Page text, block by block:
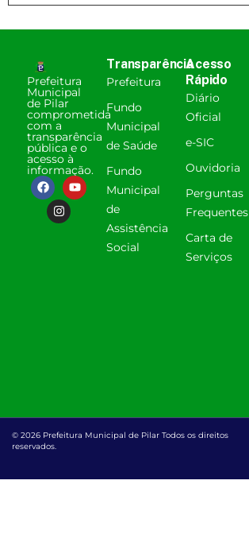
Prefeitura
Municipal
de Pilar
comprometida
com a
transparência
pública e o
acesso à
informação.
Transparência
Prefeitura
Fundo
Municipal
de Saúde
Fundo
Municipal
de
Assistência
Social
Acesso
Rápido
Diário
Oficial
e-SIC
Ouvidoria
Perguntas
Frequentes
Carta de
Serviços
© 2026 Prefeitura Municipal de Pilar Todos os direitos
reservados.